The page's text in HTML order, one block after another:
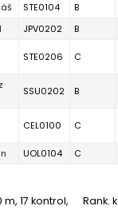
STE0104 B
JPV0202 B
STE0206 C
SSU0202 B
CEL0100 C
UOL0104 C
m, 17 kontrol, Rank.